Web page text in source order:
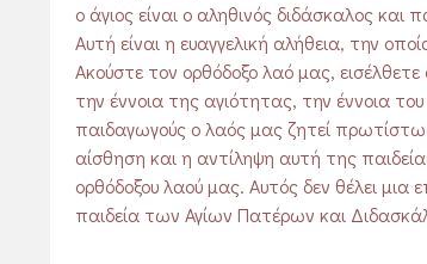
ο άγιος είναι ο αληθινός διδάσκαλος
Αυτή είναι η ευαγγελική αλήθεια, την
Ακούστε τον ορθόδοξο λαό μας,
την έννοια της αγιότητας, την έννοια
παιδαγωγούς ο λαός μας ζητεί πρωτίστως
αίσθηση και η αντίληψη αυτή της
ορθόδοξου λαού μας. Αυτός δεν θέλει μια
παιδεία των Αγίων Πατέρων και